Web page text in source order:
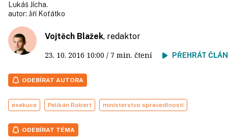
Lukáš Jícha.
autor: Jiří Koťátko
Vojtěch Blažek, redaktor
23. 10. 2016 10:00 / 7 min. čtení PŘEHRÁT
ODEBÍRAT AUTORA
exekuce Pelikán Robert ministerstvo spravedlnosti
ODEBÍRAT TÉMA